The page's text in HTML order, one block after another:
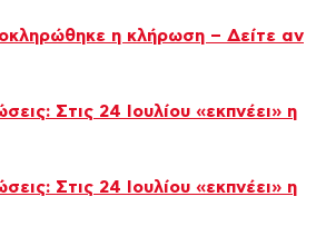
η κλήρωση – Δείτε αν
Στις 24 Ιουλίου «εκπνέει» η
Στις 24 Ιουλίου «εκπνέει» η